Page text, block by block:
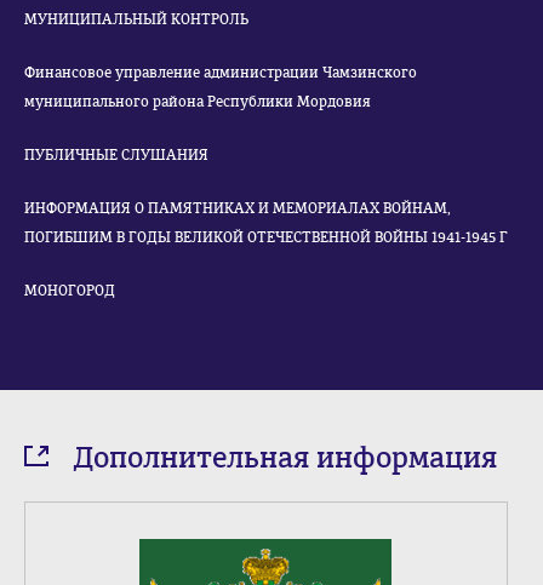
МУНИЦИПАЛЬНЫЙ КОНТРОЛЬ
Финансовое управление администрации Чамзинского
муниципального района Республики Мордовия
ПУБЛИЧНЫЕ СЛУШАНИЯ
ИНФОРМАЦИЯ О ПАМЯТНИКАХ И МЕМОРИАЛАХ ВОЙНАМ,
ПОГИБШИМ В ГОДЫ ВЕЛИКОЙ ОТЕЧЕСТВЕННОЙ ВОЙНЫ 1941-1945 Г
МОНОГОРОД
Дополнительная информация